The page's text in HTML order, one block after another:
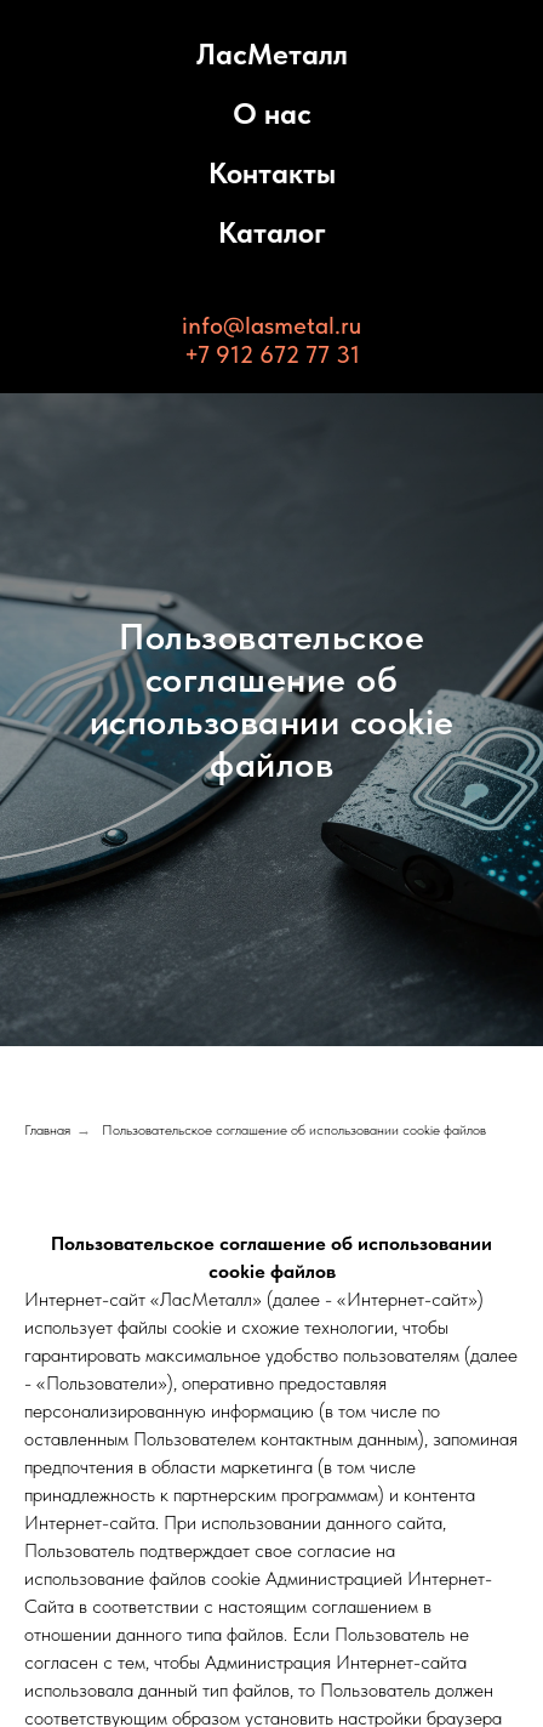
ЛасМеталл
О нас
Контакты
Каталог
info@lasmetal.ru
+7 912 672 77 31
Пользовательское
соглашение об
использовании cookie
файлов
Главная → Пользовательское соглашение об использовании cookie файлов
Пользовательское соглашение об использовании
cookie файлов
Интернет-сайт «ЛасМеталл» (далее - «Интернет-сайт»)
использует файлы cookie и схожие технологии, чтобы
гарантировать максимальное удобство пользователям (далее
- «Пользователи»), оперативно предоставляя
персонализированную информацию (в том числе по
оставленным Пользователем контактным данным), запоминая
предпочтения в области маркетинга (в том числе
принадлежность к партнерским программам) и контента
Интернет-сайта. При использовании данного сайта,
Пользователь подтверждает свое согласие на
использование файлов cookie Администрацией Интернет-
Сайта в соответствии с настоящим соглашением в
отношении данного типа файлов. Если Пользователь не
согласен с тем, чтобы Администрация Интернет-сайта
использовала данный тип файлов, то Пользователь должен
соответствующим образом установить настройки браузера